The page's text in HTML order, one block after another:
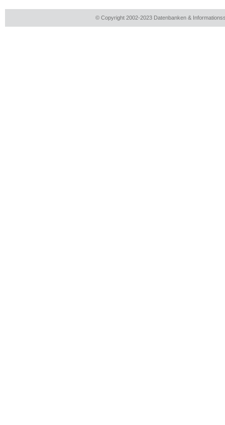
© Copyright 2002-2023 Datenbanken &